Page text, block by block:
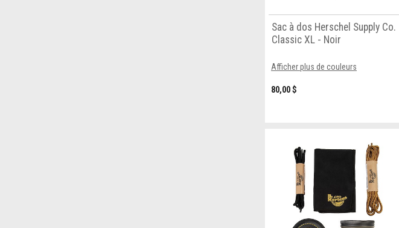
Sac à dos Herschel Supply Co.
Classic XL - Noir
Afficher plus de couleurs
80,00 $